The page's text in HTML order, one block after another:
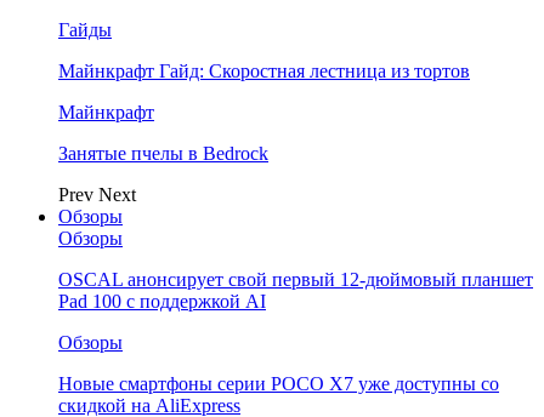
Гайды
Майнкрафт Гайд: Скоростная лестница из тортов
Майнкрафт
Занятые пчелы в Bedrock
Prev Next
Обзоры
Обзоры
OSCAL анонсирует свой первый 12-дюймовый планшет
Pad 100 с поддержкой AI
Обзоры
Новые смартфоны серии POCO X7 уже доступны со
скидкой на AliExpress